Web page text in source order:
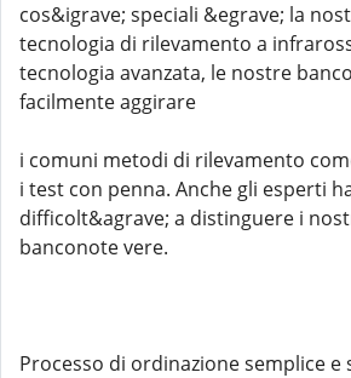
cos&igrave; speciali &egrave; la
tecnologia di rilevamento a
tecnologia avanzata, le nostre
facilmente aggirare
i comuni metodi di rilevamento
i test con penna. Anche gli esperti
difficolt&agrave; a distinguere i
banconote vere.
Processo di ordinazione semplice e